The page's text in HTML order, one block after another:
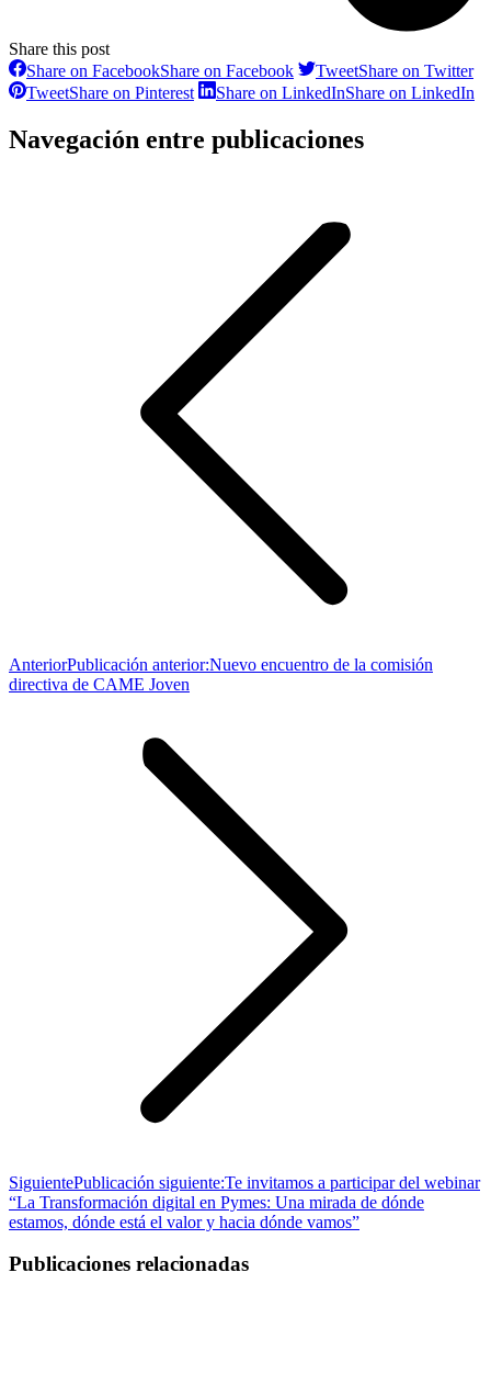
Share this post
Share on FacebookShare on Facebook TweetShare on Twitter
TweetShare on Pinterest Share on LinkedInShare on LinkedIn
Navegación entre publicaciones
AnteriorPublicación anterior:Nuevo encuentro de la comisión
directiva de CAME Joven
SiguientePublicación siguiente:Te invitamos a participar del webinar
“La Transformación digital en Pymes: Una mirada de dónde
estamos, dónde está el valor y hacia dónde vamos”
Publicaciones relacionadas